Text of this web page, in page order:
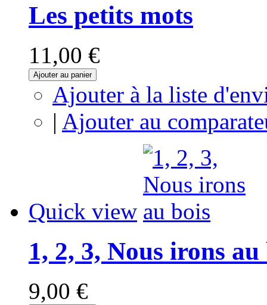
Les petits mots
11,00 €
Ajouter au panier
Ajouter à la liste
| Ajouter au
Quick view
1, 2, 3, Nous irons au
9,00 €